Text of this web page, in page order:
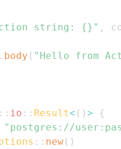
string: {}" ,
. body ( "Hello from
:: io :: Result< ( ) >
{
"postgres://
:: new( )